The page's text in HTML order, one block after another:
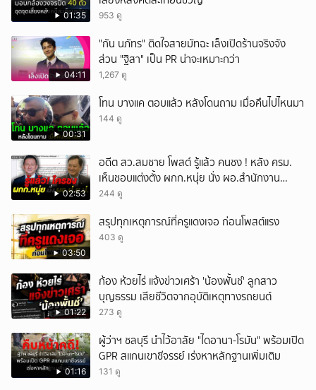
01:35 953 ดู
04:11
"กัน นภัทร" ติดใจสายมัทฉะ เล็งเปิดร้านจริงจัง
ส่วน "ฐิสา" เป็น PR น่าจะเหมาะกว่า
1,267 ดู
00:31
โทน บางแค ตอบแล้ว หลังโดนถาม เมื่อคืนไปไหนมา
144 ดู
02:53
อดีต สว.สมชาย โพสต์ รู้แล้ว คนชง ! หลัง ครม.
เห็นชอบแต่งตั้ง ผกก.หนุ่ย นั่ง ผอ.สำนักงาน
ป.ย.ป.
244 ดู
03:50
สรุปทุกเหตุการณ์ที่ครูแดงเจอ ก่อนโพสต์แรง
403 ดู
01:22
ก้อง ห้วยไร่ แจ้งข่าวเศร้า 'น้องพั้นช์' ลูกสาว
บุญธรรม เสียชีวิตจากอุบัติเหตุทางรถยนต์
273 ดู
01:16
ผู้ว่าฯ ชลบุรี นำไว้อาลัย "ไดอานา-โรมัน" พร้อมเปิด
GPR สแกนเขาชีจรรย์ เร่งหาหลักฐานเพิ่มเติม
131 ดู